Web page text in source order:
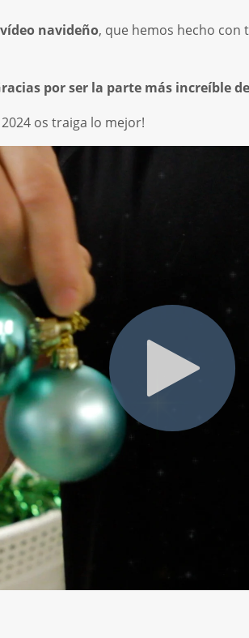
vídeo navideño, que hemos hecho
por ser la parte más increíble
os traiga lo mejor!